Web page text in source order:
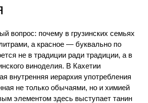
вопрос: почему в грузинских семьях
а красное — буквально по
не в традиции ради традиции, а в
виноделия. В Кахетии
внутренняя иерархия употребления
не только обычаями, но и химией
элементом здесь выступает танин